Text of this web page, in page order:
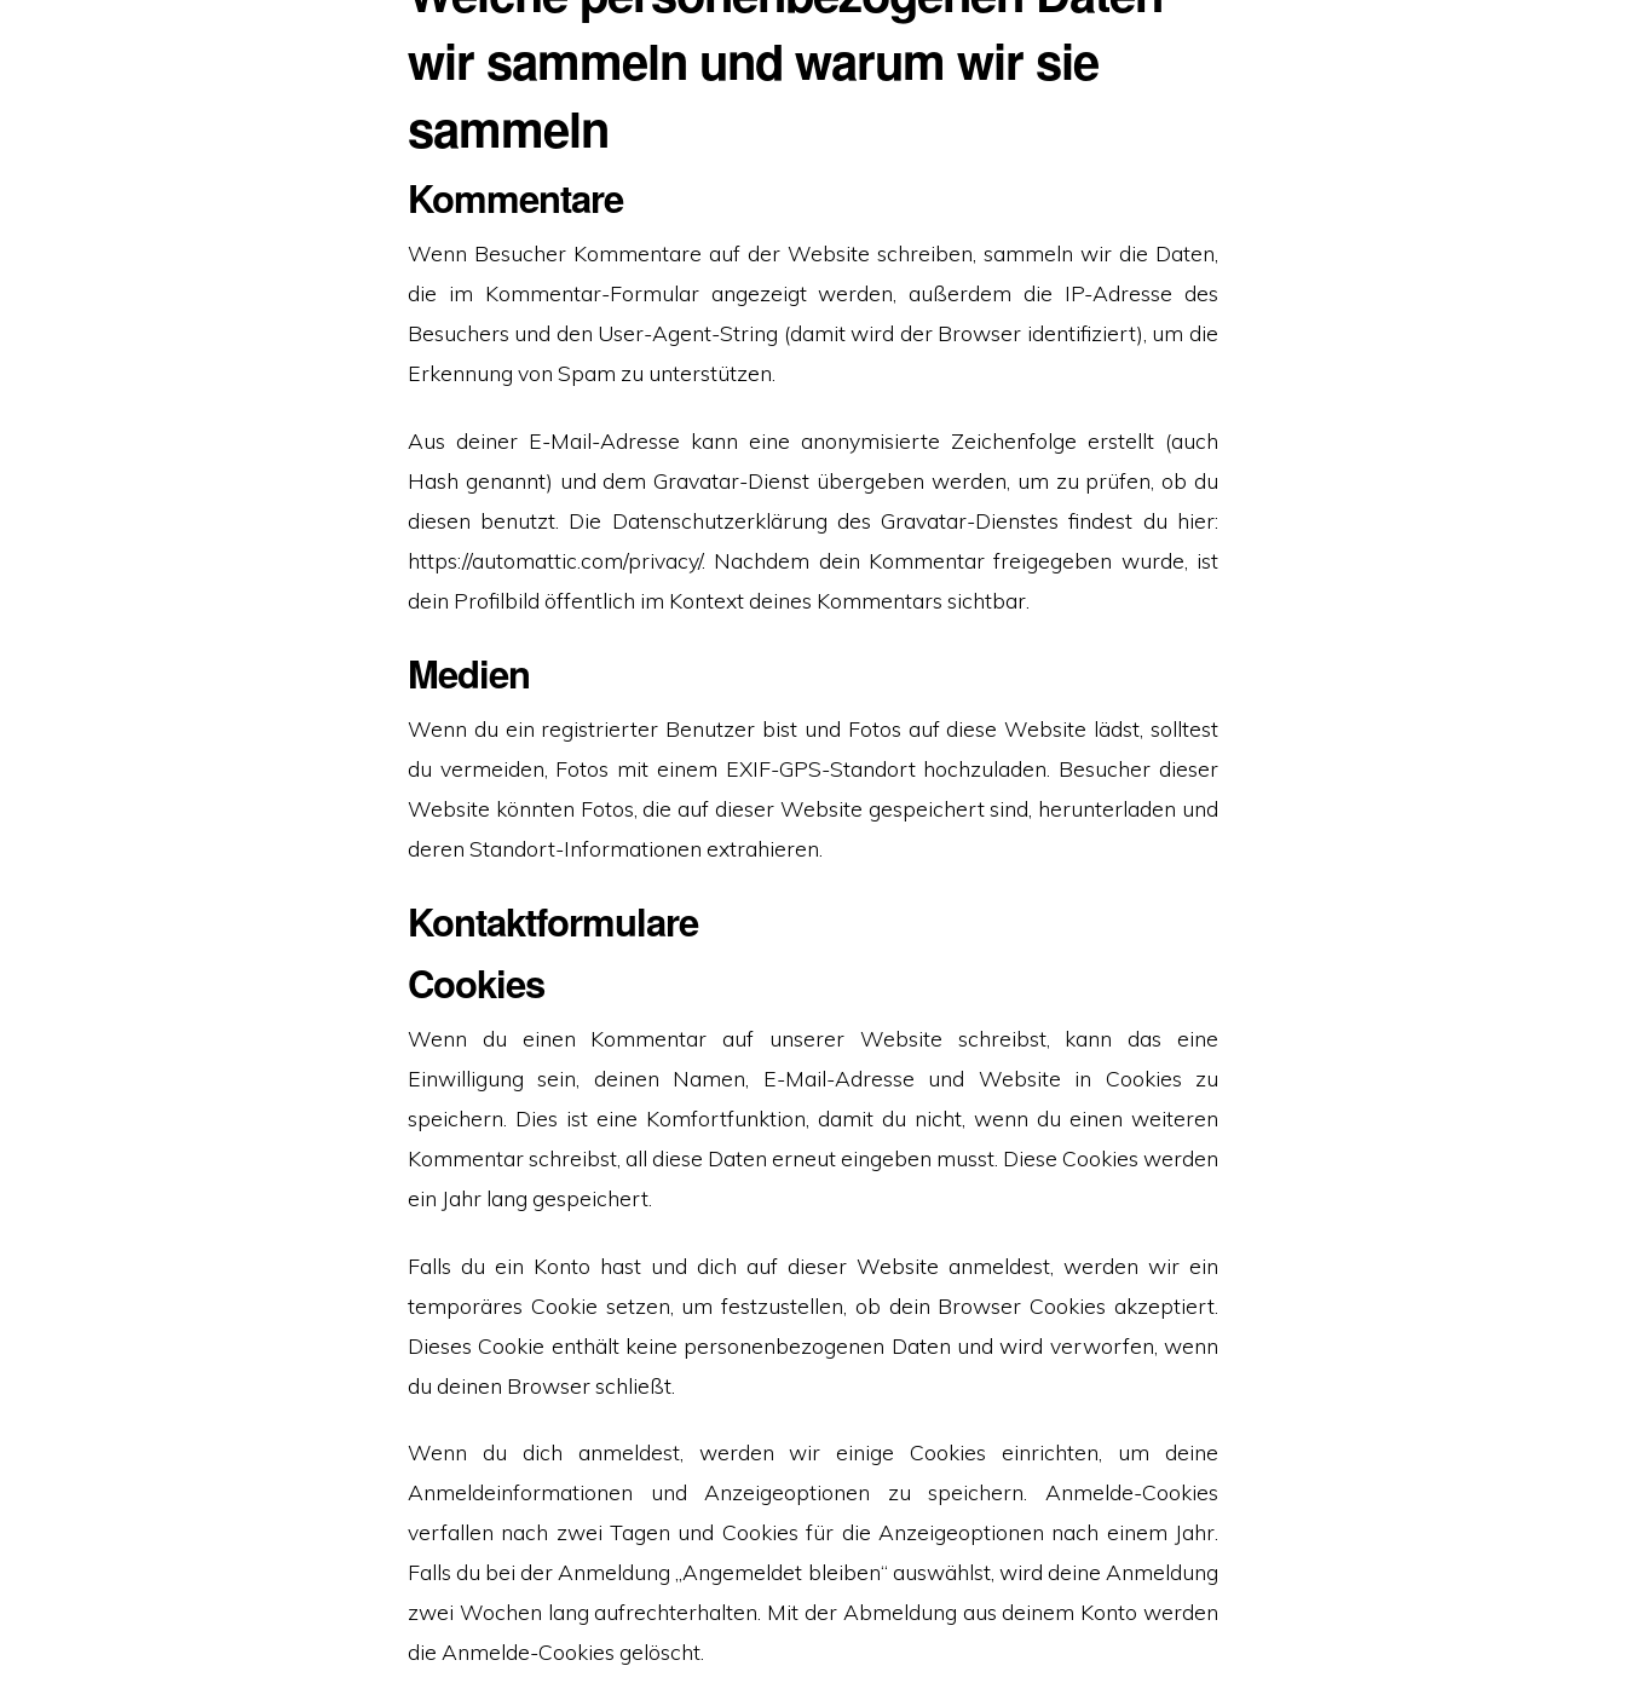
wir sammeln und warum wir sie
sammeln
Kommentare
Wenn Besucher Kommentare auf der Website schreiben, sammeln wir die Daten,
die im Kommentar-Formular angezeigt werden, außerdem die IP-Adresse des
Besuchers und den User-Agent-String (damit wird der Browser identifiziert), um die
Erkennung von Spam zu unterstützen.
Aus deiner E-Mail-Adresse kann eine anonymisierte Zeichenfolge erstellt (auch
Hash genannt) und dem Gravatar-Dienst übergeben werden, um zu prüfen, ob du
diesen benutzt. Die Datenschutzerklärung des Gravatar-Dienstes findest du hier:
https://automattic.com/privacy/. Nachdem dein Kommentar freigegeben wurde, ist
dein Profilbild öffentlich im Kontext deines Kommentars sichtbar.
Medien
Wenn du ein registrierter Benutzer bist und Fotos auf diese Website lädst, solltest
du vermeiden, Fotos mit einem EXIF-GPS-Standort hochzuladen. Besucher dieser
Website könnten Fotos, die auf dieser Website gespeichert sind, herunterladen und
deren Standort-Informationen extrahieren.
Kontaktformulare
Cookies
Wenn du einen Kommentar auf unserer Website schreibst, kann das eine
Einwilligung sein, deinen Namen, E-Mail-Adresse und Website in Cookies zu
speichern. Dies ist eine Komfortfunktion, damit du nicht, wenn du einen weiteren
Kommentar schreibst, all diese Daten erneut eingeben musst. Diese Cookies werden
ein Jahr lang gespeichert.
Falls du ein Konto hast und dich auf dieser Website anmeldest, werden wir ein
temporäres Cookie setzen, um festzustellen, ob dein Browser Cookies akzeptiert.
Dieses Cookie enthält keine personenbezogenen Daten und wird verworfen, wenn
du deinen Browser schließt.
Wenn du dich anmeldest, werden wir einige Cookies einrichten, um deine
Anmeldeinformationen und Anzeigeoptionen zu speichern. Anmelde-Cookies
verfallen nach zwei Tagen und Cookies für die Anzeigeoptionen nach einem Jahr.
Falls du bei der Anmeldung „Angemeldet bleiben“ auswählst, wird deine Anmeldung
zwei Wochen lang aufrechterhalten. Mit der Abmeldung aus deinem Konto werden
die Anmelde-Cookies gelöscht.